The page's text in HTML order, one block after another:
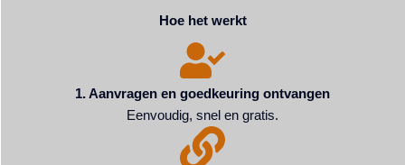
Hoe het werkt
1. Aanvragen en goedkeuring ontvangen
Eenvoudig, snel en gratis.